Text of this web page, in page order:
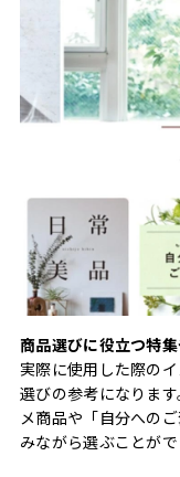
商品選びに役立つ特
実際に使用した際の
選びの参考になりま
メ商品や「自分への
みながら選ぶことがで